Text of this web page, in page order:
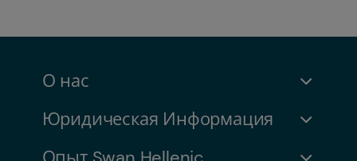
О нас
Наша История
Наша Команда
Устойчивое Развитие
Юридическая Информация
Условия Пользования